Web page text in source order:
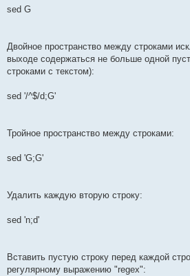
sed G
Двойное пространство между строками
выходе содержаться не больше одной
строками с текстом):
sed '/^$/d;G'
Тройное пространство между строками:
sed 'G;G'
Удалить каждую вторую строку:
sed 'n;d'
Вставить пустую строку перед каждой
регулярному выражению "regex":